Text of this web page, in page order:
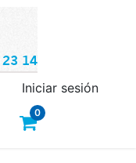
14
0
Iniciar sesión